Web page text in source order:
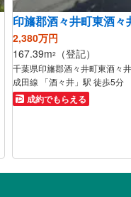
印旛郡酒々井町東酒々
2,380万円
167.39m2 （登記）
千葉県印旛郡酒々井町東酒々
成田線 「酒々井」駅 徒歩5分
成約でもらえる